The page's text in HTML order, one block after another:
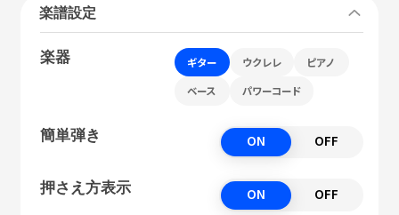
楽譜設定
楽器 ギター ウクレレ ピアノ
ベース パワーコード
簡単弾き ON OFF
押さえ方表示 ON OFF